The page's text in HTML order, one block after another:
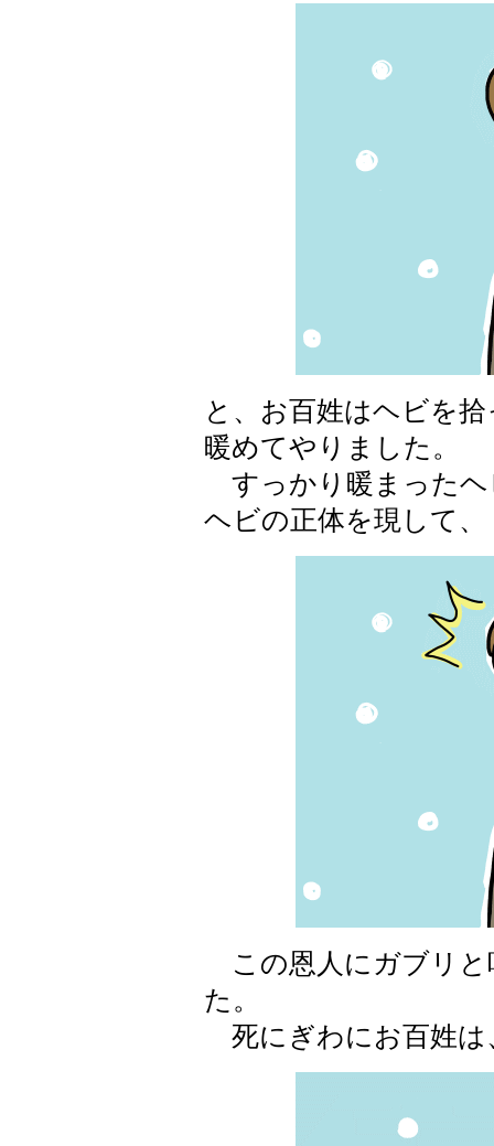
と、お百姓はヘビを
暖めてやりました。
すっかり暖まったヘ
ヘビの正体を現して、
この恩人にガブリと
た。
死にぎわにお百姓は